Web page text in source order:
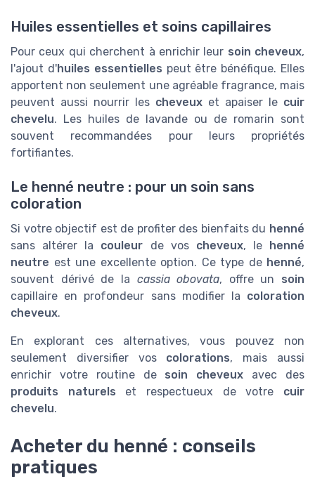
Huiles essentielles et soins capillaires
Pour ceux qui cherchent à enrichir leur soin cheveux,
l'ajout d'huiles essentielles peut être bénéfique. Elles
apportent non seulement une agréable fragrance, mais
peuvent aussi nourrir les cheveux et apaiser le cuir
chevelu. Les huiles de lavande ou de romarin sont
souvent recommandées pour leurs propriétés
fortifiantes.
Le henné neutre : pour un soin sans
coloration
Si votre objectif est de profiter des bienfaits du henné
sans altérer la couleur de vos cheveux, le
henné
neutre est une excellente option. Ce type de henné,
souvent dérivé de la cassia obovata, offre un soin
capillaire en profondeur sans modifier la coloration
cheveux.
En explorant ces alternatives, vous pouvez non
seulement diversifier vos colorations, mais aussi
enrichir votre routine de soin cheveux avec des
produits naturels et respectueux de votre cuir
chevelu.
Acheter du henné : conseils
pratiques